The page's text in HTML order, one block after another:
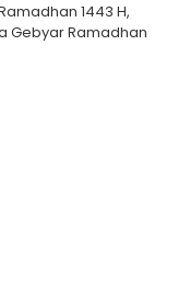
1443 H,
Gebyar Ramadhan